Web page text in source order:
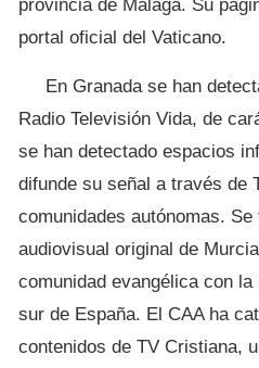
provincia de Málaga. Su
portal oficial del Vaticano.
En Granada se han
Radio Televisión Vida, de
se han detectado espacios
difunde su señal a través de
comunidades autónomas.
audiovisual original de
comunidad evangélica con
sur de España. El CAA ha
contenidos de TV Cristiana,